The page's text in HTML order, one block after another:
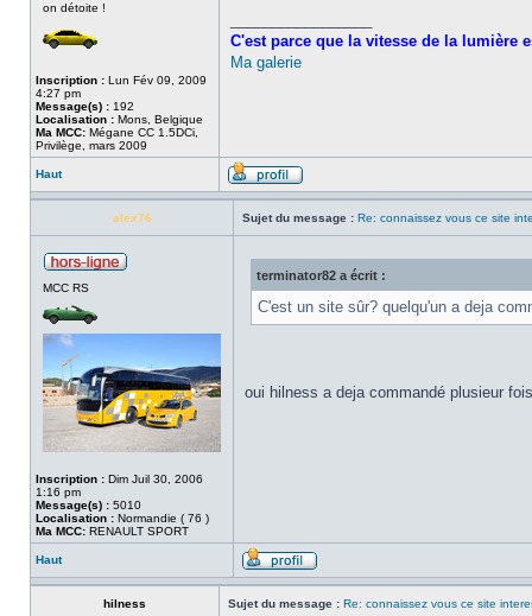
on détoite !
Inscription : Lun Fév 09, 2009
4:27 pm
Message(s) : 192
Localisation : Mons, Belgique
Ma MCC: Mégane CC 1.5DCi,
Privilège, mars 2009
C'est parce que la vitesse de la
Ma galerie
Haut
alex76 Sujet du message : Re: connaissez vous ce site
MCC RS
Inscription : Dim Juil 30, 2006
1:16 pm
Message(s) : 5010
Localisation : Normandie ( 76 )
Ma MCC: RENAULT SPORT
terminator82 a écrit :
C'est un site sûr? quelqu'un a deja
oui hilness a deja commandé plusieur fois
Haut
hilness Sujet du message : Re: connaissez vous ce site